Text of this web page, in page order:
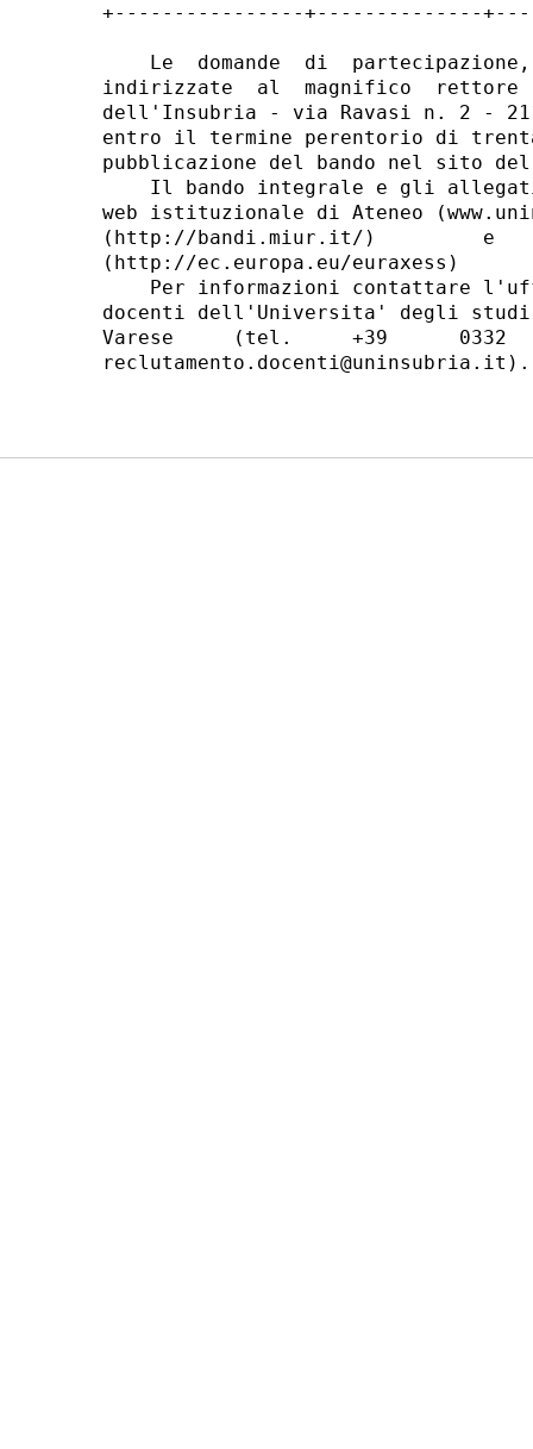
+----------------+--------------
Le  domande  di
indirizzate  al  magnifico
dell'Insubria - via Ravasi n. 2 -
entro il termine perentorio di
pubblicazione del bando nel sito
Il bando integrale e gli
web istituzionale di Ateneo
(http://bandi.miur.it/)         e
(http://ec.europa.eu/euraxess)
Per informazioni contattare
docenti dell'Universita' degli
Varese     (tel.     +39      0332